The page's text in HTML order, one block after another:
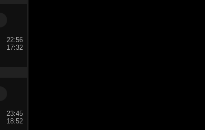
22:56
17:32
23:45
18:52